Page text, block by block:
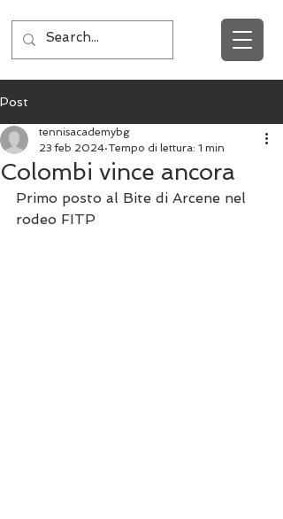
Post
Colombi vince ancora
tennisacademybg
23 feb 2024 Tempo di lettura: 1 min
Primo posto al Bite di Arcene nel
rodeo FITP